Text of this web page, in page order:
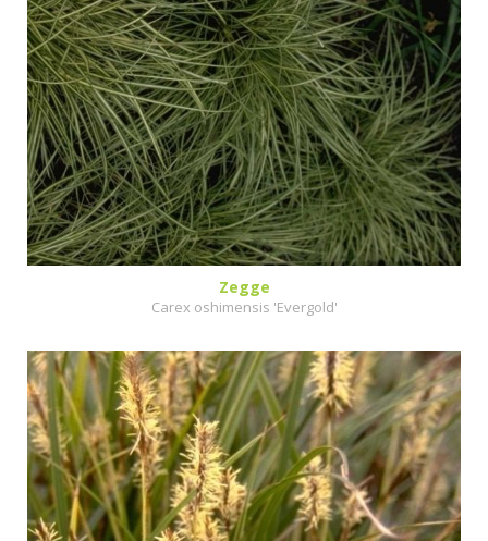
Zegge
Carex oshimensis 'Evergold'